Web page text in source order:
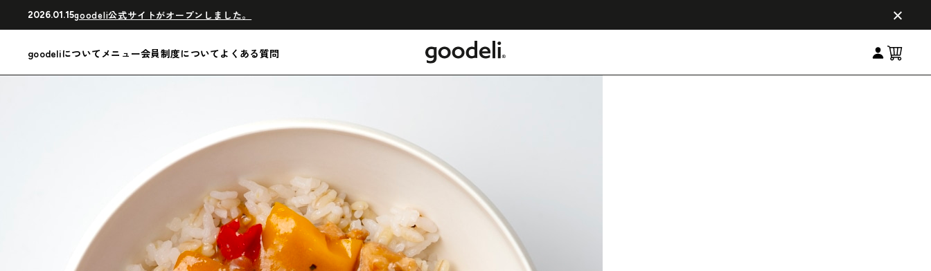
2026.01.15goodeli公式サイトがオープンしました。
goodeliについてメニュー会員制度について よくある質問